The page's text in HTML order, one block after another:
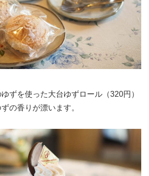
ずを使った大台ゆずロール（320円）
の香りが漂います。